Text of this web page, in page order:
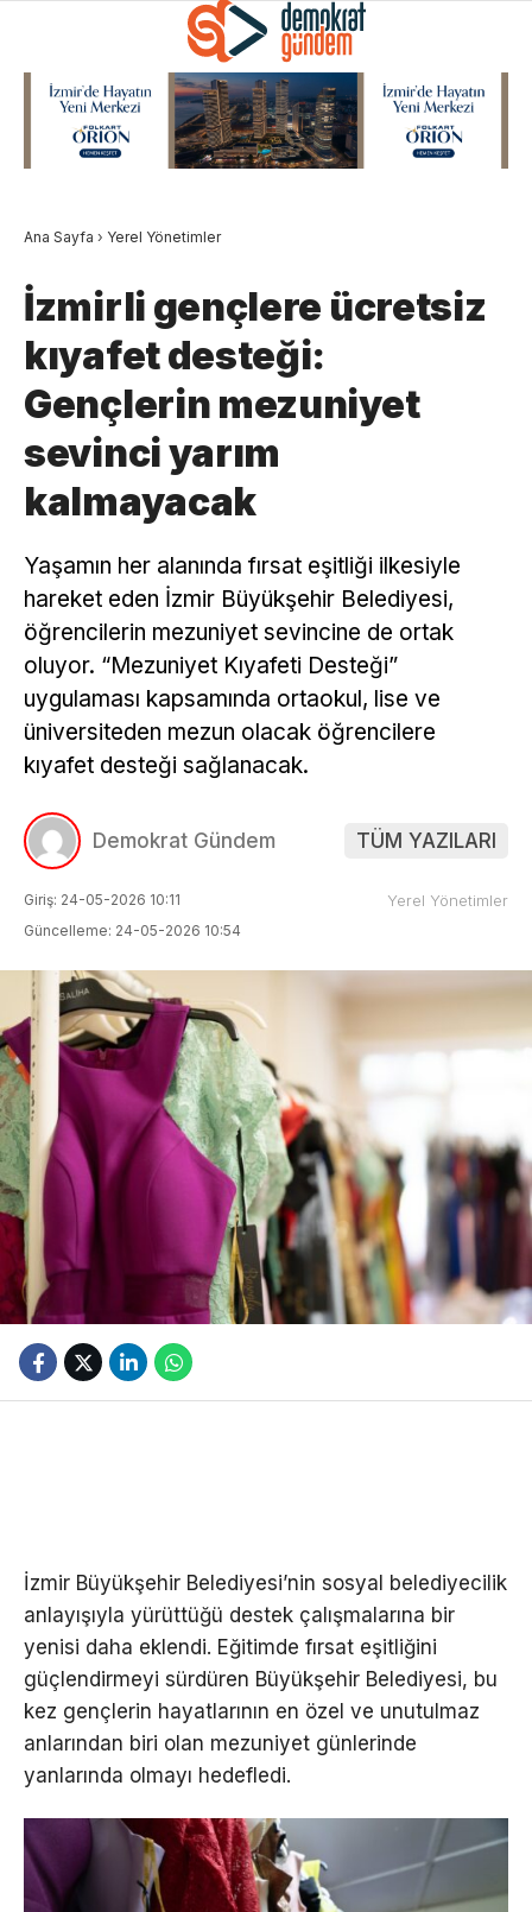
Ana Sayfa › Yerel Yönetimler
İzmirli gençlere ücretsiz
kıyafet desteği:
Gençlerin mezuniyet
sevinci yarım
kalmayacak
Yaşamın her alanında fırsat eşitliği ilkesiyle
hareket eden İzmir Büyükşehir Belediyesi,
öğrencilerin mezuniyet sevincine de ortak
oluyor. “Mezuniyet Kıyafeti Desteği”
uygulaması kapsamında ortaokul, lise ve
üniversiteden mezun olacak öğrencilere
kıyafet desteği sağlanacak.
Demokrat Gündem TÜM YAZILARI
Giriş: 24-05-2026 10:11
Güncelleme: 24-05-2026 10:54
Yerel Yönetimler
İzmir Büyükşehir Belediyesi’nin sosyal belediyecilik
anlayışıyla yürüttüğü destek çalışmalarına bir
yenisi daha eklendi. Eğitimde fırsat eşitliğini
güçlendirmeyi sürdüren Büyükşehir Belediyesi, bu
kez gençlerin hayatlarının en özel ve unutulmaz
anlarından biri olan mezuniyet günlerinde
yanlarında olmayı hedefledi.